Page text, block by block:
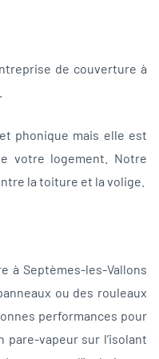
de couverture à
phonique mais elle est
votre logement. Notre
la toiture et la volige.
à Septèmes-les-Vallons
ou des rouleaux
performances pour
vapeur sur l’isolant